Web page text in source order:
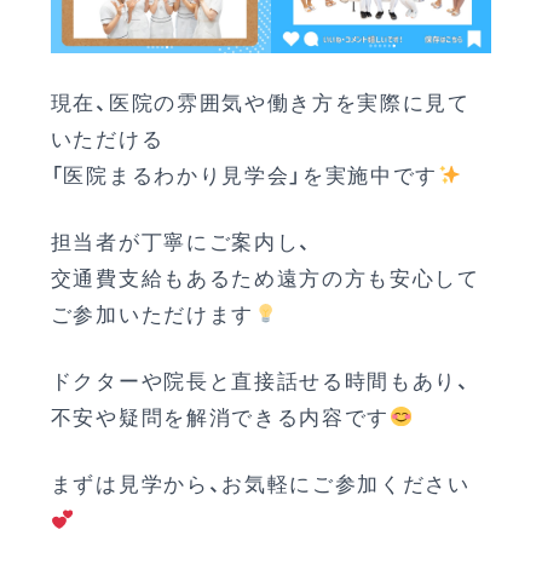
現在、医院の雰囲気や働き方を実際に見て
いただける
「医院まるわかり見学会」を実施中です
担当者が丁寧にご案内し、
交通費支給もあるため遠方の方も安心して
ご参加いただけます
ドクターや院長と直接話せる時間もあり、
不安や疑問を解消できる内容です
まずは見学から、お気軽にご参加ください